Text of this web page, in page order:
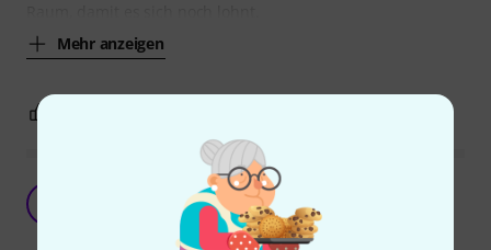
Mehr anzeigen
Sehr praktische Diffusoren
ChristophNack.com 25.03.2019